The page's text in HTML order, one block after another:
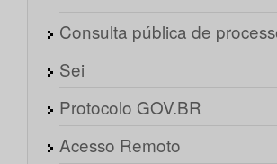
Consulta pública de
Sei
Protocolo GOV.BR
Acesso Remoto